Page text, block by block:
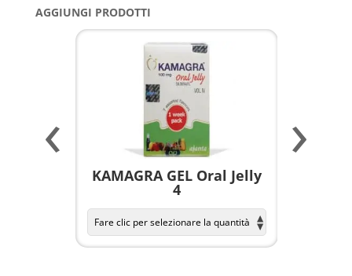
AGGIUNGI PRODOTTI
KAMAGRA GEL Oral Jelly
4
‹ ›